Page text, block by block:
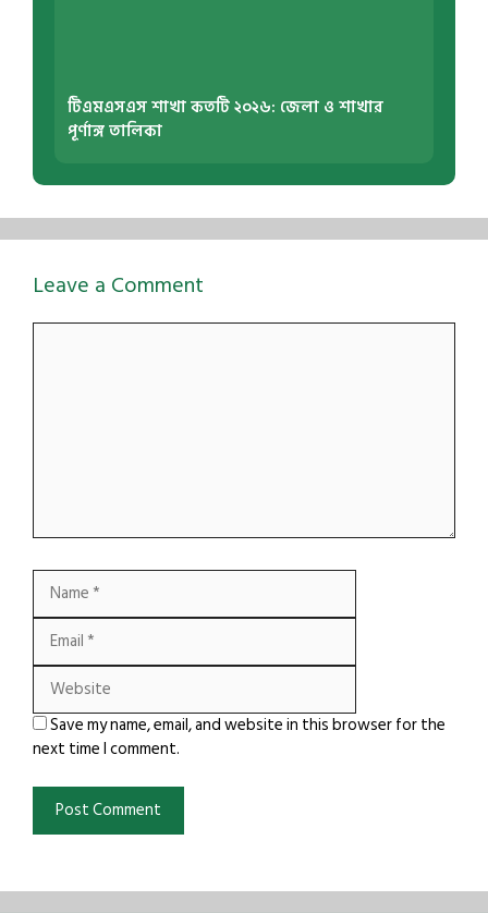
টিএমএসএস শাখা কতটি ২০২৬: জেলা ও শাখার
পূর্ণাঙ্গ তালিকা
Leave a Comment
Comment
Name
Save my name, email, and website in this browser for the
next time I comment.